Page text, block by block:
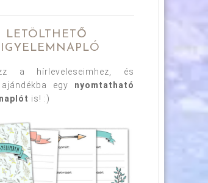
LETÖLTHETŐ
a hírleveleseimhez, és
egy nyomtatható
is! :)